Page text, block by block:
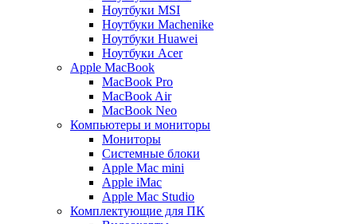
Ноутбуки MSI
Ноутбуки Machenike
Ноутбуки Huawei
Ноутбуки Acer
Apple MacBook
MacBook Pro
MacBook Air
MacBook Neo
Компьютеры и мониторы
Мониторы
Системные блоки
Apple Mac mini
Apple iMac
Apple Mac Studio
Комплектующие для ПК